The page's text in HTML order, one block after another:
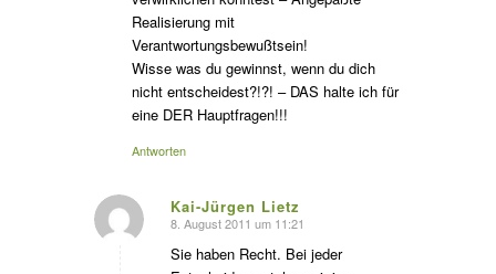
Realisierung mit
Verantwortungsbewußtsein!
Wisse was du gewinnst, wenn du dich
nicht entscheidest?!?! – DAS halte ich für
eine DER Hauptfragen!!!
Antworten
Kai-Jürgen Lietz
s
8. August 2011 um 11:21
Sie haben Recht. Bei jeder